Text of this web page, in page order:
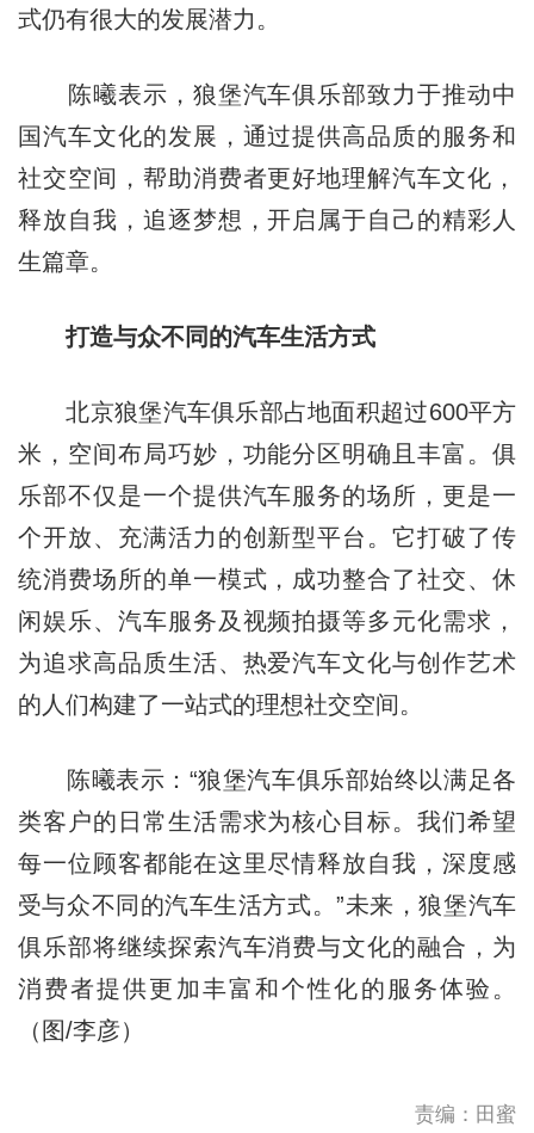
式仍有很大的发展潜力。
陈曦表示，狼堡汽车俱乐部致力于推动中
国汽车文化的发展，通过提供高品质的服务和
社交空间，帮助消费者更好地理解汽车文化，
释放自我，追逐梦想，开启属于自己的精彩人
生篇章。
打造与众不同的汽车生活方式
北京狼堡汽车俱乐部占地面积超过600平方
米，空间布局巧妙，功能分区明确且丰富。俱
乐部不仅是一个提供汽车服务的场所，更是一
个开放、充满活力的创新型平台。它打破了传
统消费场所的单一模式，成功整合了社交、休
闲娱乐、汽车服务及视频拍摄等多元化需求，
为追求高品质生活、热爱汽车文化与创作艺术
的人们构建了一站式的理想社交空间。
陈曦表示：“狼堡汽车俱乐部始终以满足各
类客户的日常生活需求为核心目标。我们希望
每一位顾客都能在这里尽情释放自我，深度感
受与众不同的汽车生活方式。”未来，狼堡汽车
俱乐部将继续探索汽车消费与文化的融合，为
消费者提供更加丰富和个性化的服务体验。
（图/李彦）
责编：田蜜